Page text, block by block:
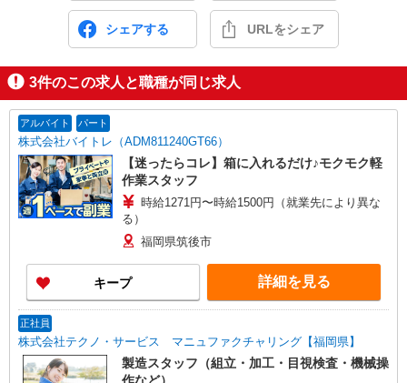
シェアする URLをシェア
3件のこの求人と職種が同じ求人
アルバイト パート
株式会社バイトレ（ADM811240GT66）
【迷ったらコレ】箱に入れるだけ♪モクモク軽
作業スタッフ
時給1271円〜時給1500円（就業先により異な
る）
福岡県筑後市
キープ 詳細を見る
正社員
株式会社テクノ・サービス マニュファクチャリング【福岡県】
製造スタッフ（組立・加工・目視検査・機械操